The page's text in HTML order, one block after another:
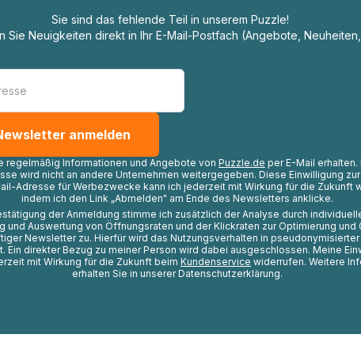
Sie sind das fehlende Teil in unserem Puzzle!
Sie Neuigkeiten direkt in Ihr E-Mail-Postfach (Angebote,
regelmäßig Informationen und Angebote von Puzzle.de per E-Mail erhalten.
wird nicht an andere Unternehmen weitergegeben. Diese Einwilligung
Adresse für Werbezwecke kann ich jederzeit mit Wirkung für die Zukunft
indem ich den Link „Abmelden" am Ende des Newsletters anklicke.
der Anmeldung stimme ich zusätzlich der Analyse durch
und Auswertung von Öffnungsraten und der Klickraten zur Optimierung und
Newsletter zu. Hierfür wird das Nutzungsverhalten in pseudonymisierter
Ein direkter Bezug zu meiner Person wird dabei ausgeschlossen. Meine
mit Wirkung für die Zukunft beim Kundenservice widerrufen. Weitere
erhalten Sie in unserer Datenschutzerklärung.